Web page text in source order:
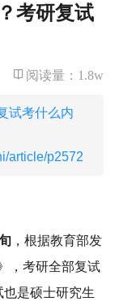
报名流程
考研复试
阅读量： 1.8w
试考什么内
article/p2572
，根据教育部发
，考研全部复试
是硕士研究生